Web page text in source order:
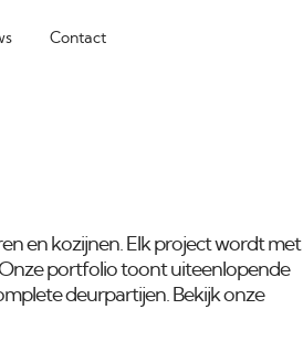
Contact
en kozijnen. Elk project wordt met
portfolio toont uiteenlopende
deurpartijen. Bekijk onze